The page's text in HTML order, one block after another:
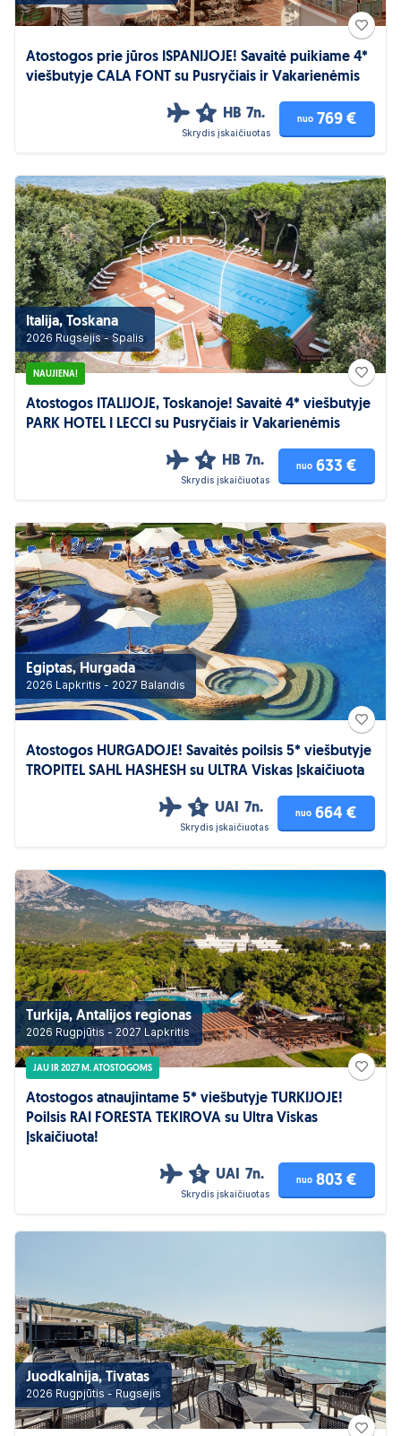
Atostogos prie jūros ISPANIJOJE! Savaitė puikiame 4*
viešbutyje CALA FONT su Pusryčiais ir Vakarienėmis
4 HB 7n.
Skrydis įskaičiuotas
nuo 769 €
Italija, Toskana
2026 Rugsėjis - Spalis
NAUJIENA!
Atostogos ITALIJOJE, Toskanoje! Savaitė 4* viešbutyje
PARK HOTEL I LECCI su Pusryčiais ir Vakarienėmis
4 HB 7n.
Skrydis įskaičiuotas
nuo 633 €
Egiptas, Hurgada
2026 Lapkritis - 2027 Balandis
Atostogos HURGADOJE! Savaitės poilsis 5* viešbutyje
TROPITEL SAHL HASHESH su ULTRA Viskas Įskaičiuota
5 UAI 7n.
Skrydis įskaičiuotas
nuo 664 €
Turkija, Antalijos regionas
2026 Rugpjūtis - 2027 Lapkritis
JAU IR 2027 M. ATOSTOGOMS
Atostogos atnaujintame 5* viešbutyje TURKIJOJE!
Poilsis RAI FORESTA TEKIROVA su Ultra Viskas
Įskaičiuota!
5 UAI 7n.
Skrydis įskaičiuotas
nuo 803 €
Juodkalnija, Tivatas
2026 Rugpjūtis - Rugsėjis